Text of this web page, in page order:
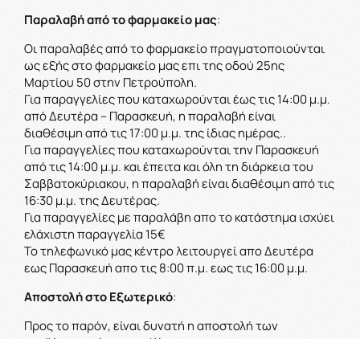
Παραλαβή από το φαρμακείο μας:
Οι παραλαβές από το φαρμακείο πραγματοποιούνται
ως εξής στο φαρμακείο μας επι της οδού 25ης
Μαρτίου 50 στην Πετρούπολη.
Για παραγγελίες που καταχωρούνται έως τις 14:00 μ.μ.
από Δευτέρα – Παρασκευή, η παραλαβή είναι
διαθέσιμη από τις 17:00 μ.μ. της ίδιας ημέρας..
Για παραγγελίες που καταχωρούνται την Παρασκευή
από τις 14:00 μ.μ. και έπειτα και όλη τη διάρκεια του
Σαββατοκύριακου, η παραλαβή είναι διαθέσιμη από τις
16:30 μ.μ. της Δευτέρας.
Για παραγγελίες με παραλάβη απο το κατάστημα ισχύει
ελάχιστη παραγγελία 15€
Το τηλεφωνικό μας κέντρο λειτουργεί απο Δευτέρα
εως Παρασκευή απο τις 8:00 π.μ. εως τις 16:00 μ.μ.
Αποστολή στο Εξωτερικό:
Προς το παρόν, είναι δυνατή η αποστολή των